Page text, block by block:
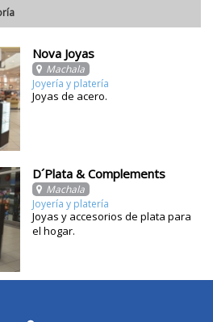
Nova Joyas
Machala
Joyería y platería
Joyas de acero.
D´Plata & Complements
Machala
Joyería y platería
Joyas y accesorios de plata para
el hogar.